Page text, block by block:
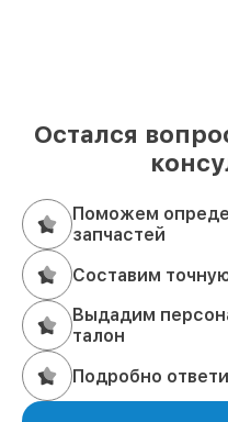
Остался
Поможем
запчастей
Составим
Выдадим
талон
Подробно